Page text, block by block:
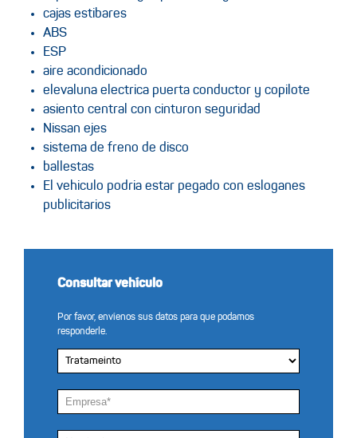
cajas estibares
ABS
ESP
aire acondicionado
elevaluna electrica puerta conductor y copilote
asiento central con cinturon seguridad
Nissan ejes
sistema de freno de disco
ballestas
El vehiculo podria estar pegado con esloganes
publicitarios
Consultar vehículo
Por favor, envíenos sus datos para que podamos
responderle.